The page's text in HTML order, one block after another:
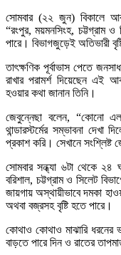
সোমবার (২২ জুন) বিকালে
“রংপুর, ময়মনসিংহ, চট্টগ্রাম ও
পারে। বিভাগজুড়েই অতিভারী
তাৎক্ষণিক পূর্বাভাস পেতে
রাখার পরামর্শ দিয়েছেন এই
হওয়ার কথা জানান তিনি।
জেবুন্নেছা বলেন, “কোনো
থান্ডারস্টর্মের সম্ভাবনা
প্রকাশ করি। সেখানে সংশ্লিষ্ট
সোমবার সন্ধ্যা ৬টা থেকে ২৪
বরিশাল, চট্টগ্রাম ও সিলেট
জায়গায় অস্থায়ীভাবে দমকা
অথবা বজ্রসহ বৃষ্টি হতে পারে।
কোথাও কোথাও মাঝারি ধরনের
বাড়তে পারে দিন ও রাতের